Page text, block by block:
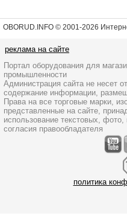
OBORUD.INFO © 2001-2026
реклама на сайте
Портал оборудования для
промышленности
Администрация сайта не несет
содержание информации,
Права на все торговые марки,
представленные на сайте,
использование текстовых,
согласия правообладателя
политика